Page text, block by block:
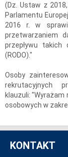
(Dz. Ustaw z
Parlamentu
2016 r. w
przetwarzaniem
przepływu takich
(RODO)."
Osoby
rekrutacyjnych
klauzuli:
osobowych w
KONTAKT